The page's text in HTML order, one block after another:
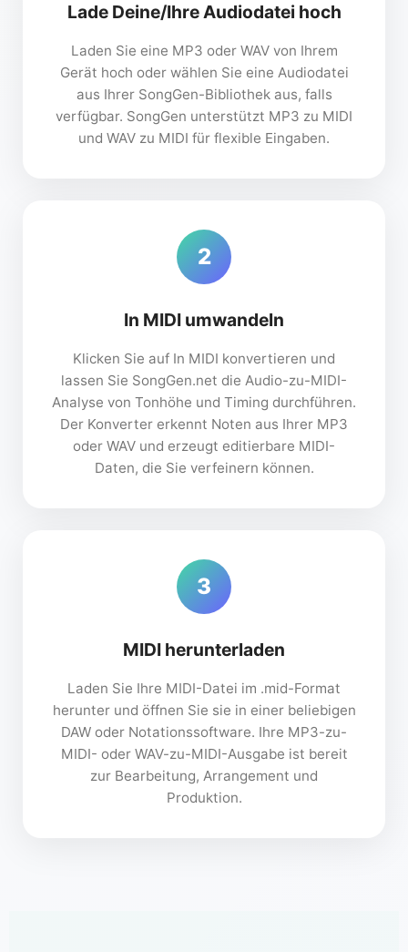
Lade Deine/Ihre Audiodatei hoch
Laden Sie eine MP3 oder WAV von Ihrem
Gerät hoch oder wählen Sie eine Audiodatei
aus Ihrer SongGen-Bibliothek aus, falls
verfügbar. SongGen unterstützt MP3 zu MIDI
und WAV zu MIDI für flexible Eingaben.
2
In MIDI umwandeln
Klicken Sie auf In MIDI konvertieren und
lassen Sie SongGen.net die Audio-zu-MIDI-
Analyse von Tonhöhe und Timing durchführen.
Der Konverter erkennt Noten aus Ihrer MP3
oder WAV und erzeugt editierbare MIDI-
Daten, die Sie verfeinern können.
3
MIDI herunterladen
Laden Sie Ihre MIDI-Datei im .mid-Format
herunter und öffnen Sie sie in einer beliebigen
DAW oder Notationssoftware. Ihre MP3-zu-
MIDI- oder WAV-zu-MIDI-Ausgabe ist bereit
zur Bearbeitung, Arrangement und
Produktion.